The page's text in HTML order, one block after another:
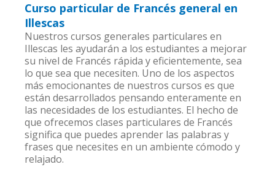
Curso particular de Francés general en
Illescas
Nuestros cursos generales particulares en
Illescas les ayudarán a los estudiantes a mejorar
su nivel de Francés rápida y eficientemente, sea
lo que sea que necesiten. Uno de los aspectos
más emocionantes de nuestros cursos es que
están desarrollados pensando enteramente en
las necesidades de los estudiantes. El hecho de
que ofrecemos clases particulares de Francés
significa que puedes aprender las palabras y
frases que necesites en un ambiente cómodo y
relajado.